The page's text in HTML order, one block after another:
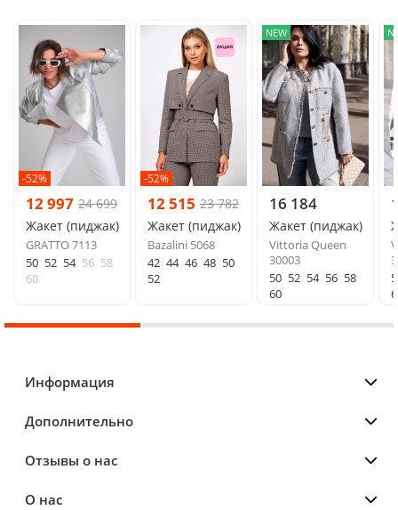
-52%
12 997 24 699
Жакет (пиджак)
GRATTO 7113
50 52 54 56 58
60
-52%
12 515 23 782
Жакет (пиджак)
Bazalini 5068
42 44 46 48 50
52
NEW
16 184
Жакет (пиджак)
Vittoria Queen
30003
50 52 54 56 58
60
Информация
Дополнительно
Отзывы о нас
О нас